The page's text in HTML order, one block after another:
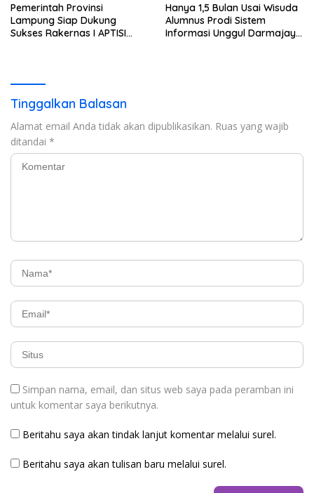
Pemerintah Provinsi
Lampung Siap Dukung
Sukses Rakernas I APTISI
Hanya 1,5 Bulan Usai Wisuda
Alumnus Prodi Sistem
Informasi Unggul Darmajaya
Tinggalkan Balasan
Alamat email Anda tidak akan dipublikasikan. Ruas yang wajib
ditandai *
Simpan nama, email, dan situs web saya pada peramban ini
untuk komentar saya berikutnya.
Beritahu saya akan tindak lanjut komentar melalui surel.
Beritahu saya akan tulisan baru melalui surel.